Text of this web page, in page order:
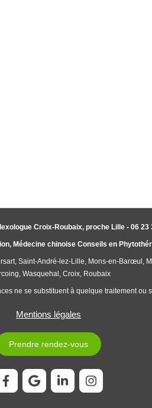
Croix-Roubaix, proche Lille - 06 23
Médecine chinoise Conseils en
Saint-André-lez-Lille, Mons-en-Barœul,
Wasquehal, Croix, Roubaix
ne se substituent à quelque traitement ou
Mentions légales
Prendre rendez-vous